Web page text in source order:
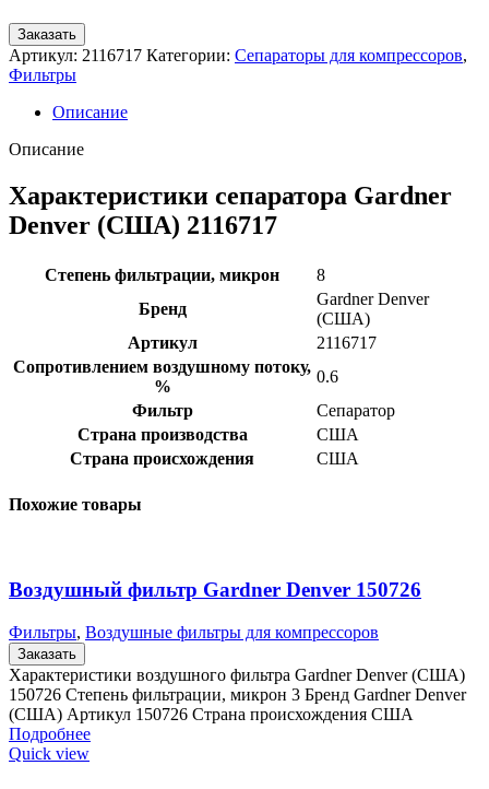
Заказать
Артикул: 2116717 Категории: Сепараторы для компрессоров,
Фильтры
Описание
Описание
Характеристики сепаратора Gardner
Denver (США) 2116717
Степень фильтрации, микрон
8
Бренд
Gardner Denver
(США)
Артикул
2116717
Сопротивлением воздушному потоку,
%
0.6
Фильтр
Сепаратор
Страна производства
США
Страна происхождения
США
Похожие товары
Воздушный фильтр Gardner Denver 150726
Фильтры, Воздушные фильтры для компрессоров
Заказать
Характеристики воздушного фильтра Gardner Denver (США)
150726 Степень фильтрации, микрон 3 Бренд Gardner Denver
(США) Артикул 150726 Страна происхождения США
Подробнее
Quick view